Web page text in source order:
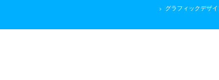
グラフィックデザ